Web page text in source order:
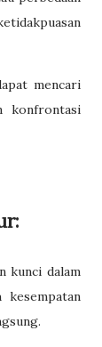
mencari
konfrontasi
kunci dalam